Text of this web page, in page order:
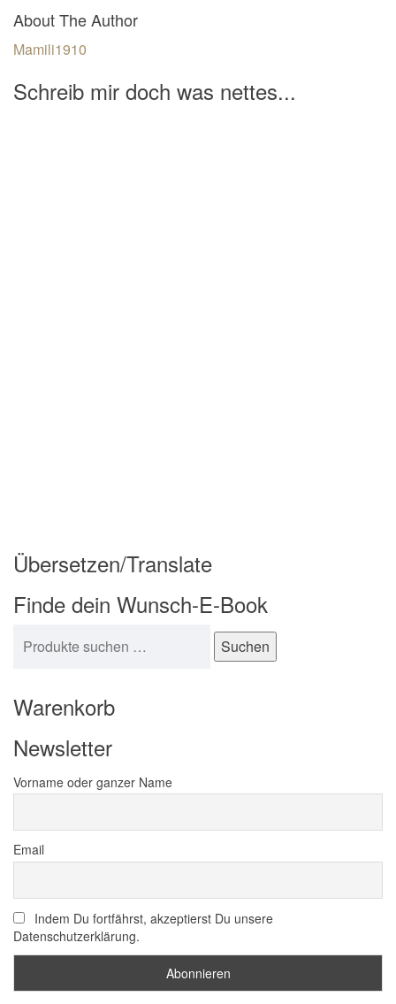
About The Author
Mamili1910
Schreib mir doch was nettes...
Übersetzen/Translate
Finde dein Wunsch-E-Book
Suchen
Warenkorb
Newsletter
Vorname oder ganzer Name
Email
Indem Du fortfährst, akzeptierst Du unsere
Datenschutzerklärung.